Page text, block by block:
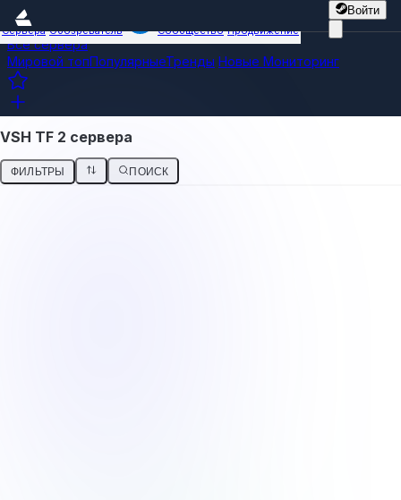
Войти
Сервера Обозреватель Сообщество Продвижение
Все сервера
Мировой топПопулярныеТренды Новые Мониторинг
VSH TF 2 сервера
ФИЛЬТРЫ ПОИСК